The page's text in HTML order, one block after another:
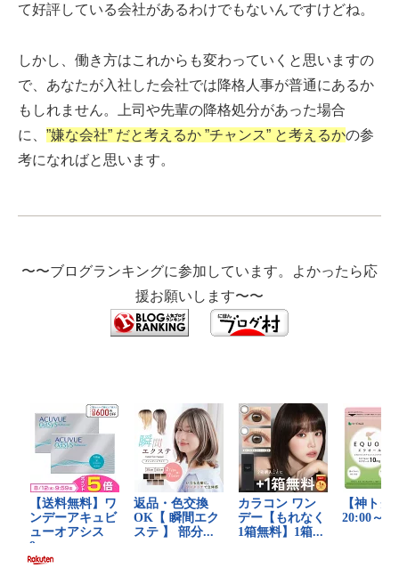
て好評している会社があるわけでもないんですけどね。
しかし、働き方はこれからも変わっていくと思いますの
で、あなたが入社した会社では降格人事が普通にあるか
もしれません。上司や先輩の降格処分があった場合
に、 ”嫌な会社” だと考えるか ”チャンス” と考えるかの参
考になればと思います。
〜〜ブログランキングに参加しています。よかったら応
援お願いします〜〜